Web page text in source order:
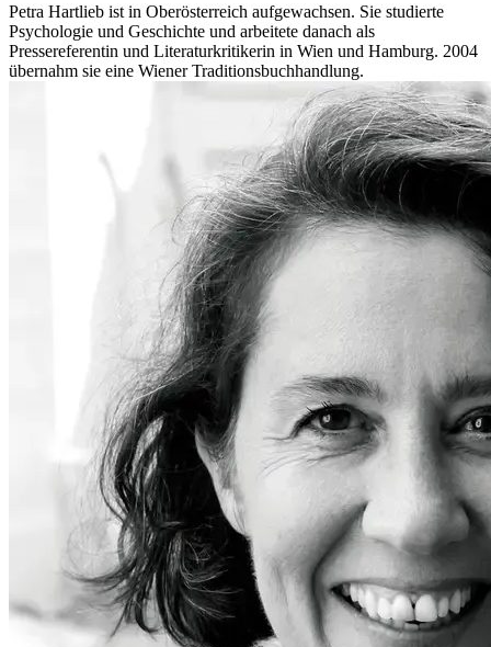
Petra Hartlieb ist in Oberösterreich aufgewachsen. Sie studierte
Psychologie und Geschichte und arbeitete danach als
Pressereferentin und Literaturkritikerin in Wien und Hamburg. 2004
übernahm sie eine Wiener Traditionsbuchhandlung.